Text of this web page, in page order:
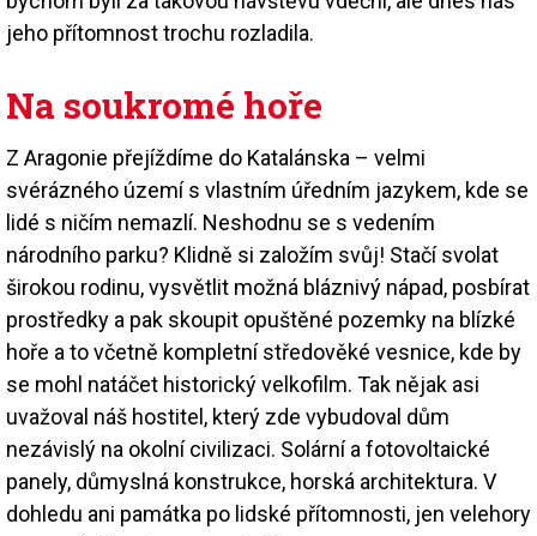
jeho přítomnost trochu rozladila.
Na soukromé hoře
Z Aragonie přejíždíme do Katalánska – velmi
svérázného území s vlastním úředním jazykem, kde se
lidé s ničím nemazlí. Neshodnu se s vedením
národního parku? Klidně si založím svůj! Stačí svolat
širokou rodinu, vysvětlit možná bláznivý nápad, posbírat
prostředky a pak skoupit opuštěné pozemky na blízké
hoře a to včetně kompletní středověké vesnice, kde by
se mohl natáčet historický velkofilm. Tak nějak asi
uvažoval náš hostitel, který zde vybudoval dům
nezávislý na okolní civilizaci. Solární a fotovoltaické
panely, důmyslná konstrukce, horská architektura. V
dohledu ani památka po lidské přítomnosti, jen velehory